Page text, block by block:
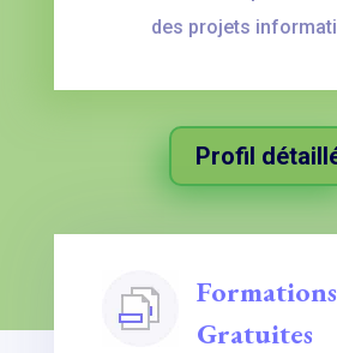
des projets
Profil
Formations
Gratuites